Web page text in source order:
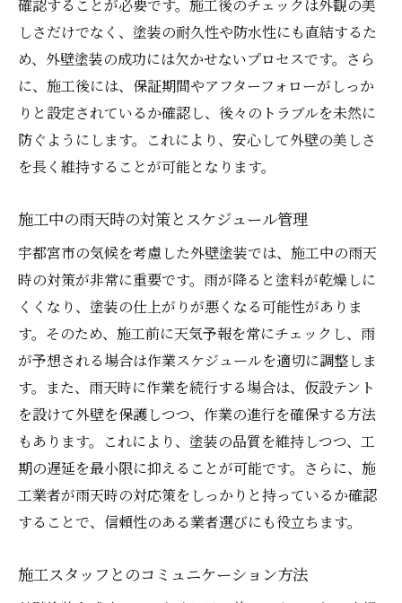
確認することが必要です。施工後のチェックは外観の美
しさだけでなく、塗装の耐久性や防水性にも直結するた
め、外壁塗装の成功には欠かせないプロセスです。さら
に、施工後には、保証期間やアフターフォローがしっか
りと設定されているか確認し、後々のトラブルを未然に
防ぐようにします。これにより、安心して外壁の美しさ
を長く維持することが可能となります。
施工中の雨天時の対策とスケジュール管理
宇都宮市の気候を考慮した外壁塗装では、施工中の雨天
時の対策が非常に重要です。雨が降ると塗料が乾燥しに
くくなり、塗装の仕上がりが悪くなる可能性がありま
す。そのため、施工前に天気予報を常にチェックし、雨
が予想される場合は作業スケジュールを適切に調整しま
す。また、雨天時に作業を続行する場合は、仮設テント
を設けて外壁を保護しつつ、作業の進行を確保する方法
もあります。これにより、塗装の品質を維持しつつ、工
期の遅延を最小限に抑えることが可能です。さらに、施
工業者が雨天時の対応策をしっかりと持っているか確認
することで、信頼性のある業者選びにも役立ちます。
施工スタッフとのコミュニケーション方法